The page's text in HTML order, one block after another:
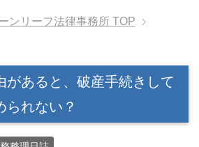
ンリーフ法律事務所 TOP
があると、破産手続きして
られない？